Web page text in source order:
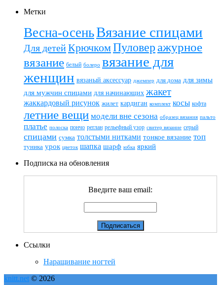
Метки
Весна-осеньВязание спицами
Для детейКрючкомПуловер ажурное
вязание белый болеро вязание для
женщин вязаный аксессуар джемпер для дома для зимы
для мужчин спицами для начинающих жакет
жаккардовый рисунок жилет кардиган комплект косы кофта
летние вещи модели вне сезона образец вязания пальто
платье полоска пончо реглан рельефный узор свитер вязание серый
спицами сумка толстыми нитками тонкое вязание топ
туника урок цветок шапка шарф юбка яркий
Подписка на обновления
Введите ваш email:
Ссылки
Наращивание ногтей
knitt.net © 2026